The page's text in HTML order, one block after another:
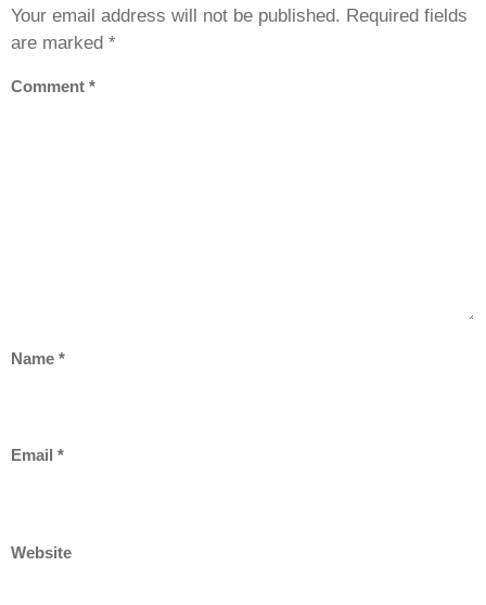
Your email address will not be published. Required fields
are marked *
Comment *
Name *
Email *
Website